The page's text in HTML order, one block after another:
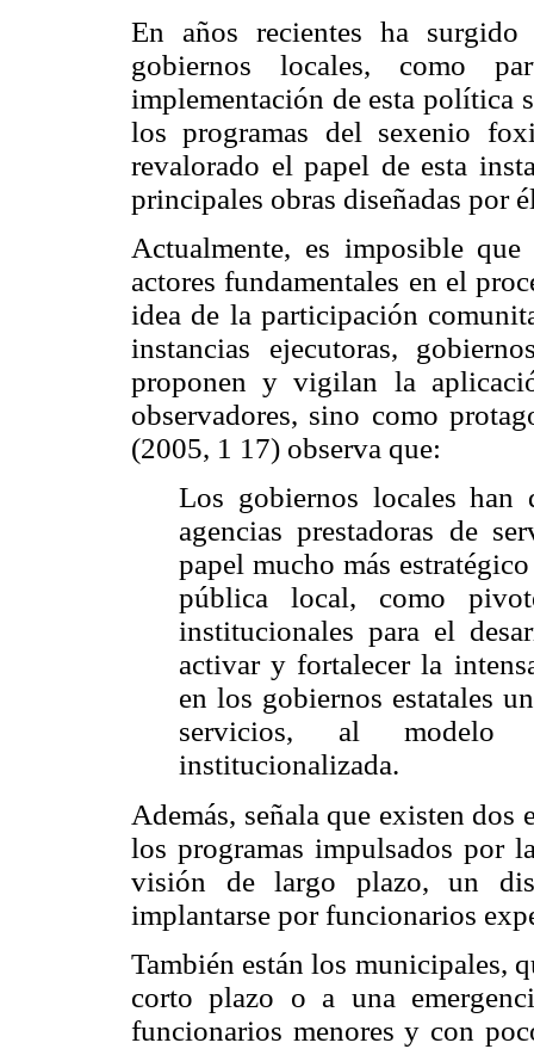
En años recientes ha
gobiernos locales, como
implementación de esta política
los programas del sexenio
revalorado el papel de esta
principales obras diseñadas por
Actualmente, es imposible
actores fundamentales en el
idea de la participación
instancias ejecutoras,
proponen y vigilan la
observadores, sino como
(2005, 1 17) observa que:
Los gobiernos locales
agencias prestadoras de
papel mucho más
pública local, como
institucionales para el
activar y fortalecer la
en los gobiernos estatales
servicios, al modelo
institucionalizada.
Además, señala que existen
los programas impulsados por
visión de largo plazo, un
implantarse por funcionarios
También están los municipales,
corto plazo o a una
funcionarios menores y con